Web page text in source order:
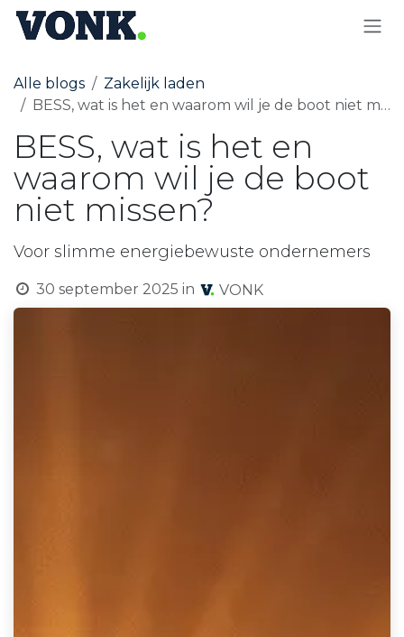
Alle blogs
Zakelijk laden
BESS, wat is het en waarom wil je de boot niet missen?
BESS, wat is het en
waarom wil je de boot
niet missen?
Voor slimme energiebewuste ondernemers
30 september 2025 in VONK